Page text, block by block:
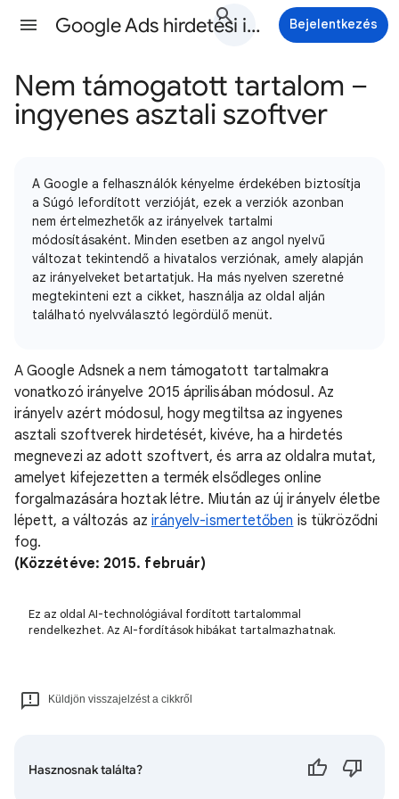
Google Ads hirdetési irányelvek Súgó Bejelentkezés
Nem támogatott tartalom –
ingyenes asztali szoftver
A Google a felhasználók kényelme érdekében biztosítja
a Súgó lefordított verzióját, ezek a verziók azonban
nem értelmezhetők az irányelvek tartalmi
módosításaként. Minden esetben az angol nyelvű
változat tekintendő a hivatalos verziónak, amely alapján
az irányelveket betartatjuk. Ha más nyelven szeretné
megtekinteni ezt a cikket, használja az oldal alján
található nyelvválasztó legördülő menüt.
A Google Adsnek a nem támogatott tartalmakra
vonatkozó irányelve 2015 áprilisában módosul. Az
irányelv azért módosul, hogy megtiltsa az ingyenes
asztali szoftverek hirdetését, kivéve, ha a hirdetés
megnevezi az adott szoftvert, és arra az oldalra mutat,
amelyet kifejezetten a termék elsődleges online
forgalmazására hoztak létre. Miután az új irányelv életbe
lépett, a változás az irányelv-ismertetőben is tükröződni
fog.
(Közzétéve: 2015. február)
Ez az oldal AI-technológiával fordított tartalommal
rendelkezhet. Az AI-fordítások hibákat tartalmazhatnak.
Küldjön visszajelzést a cikkről
Hasznosnak találta?